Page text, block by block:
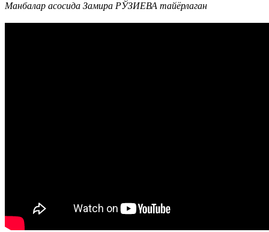
Манбалар асосида Замира РЎЗИЕВА тайёрлаган